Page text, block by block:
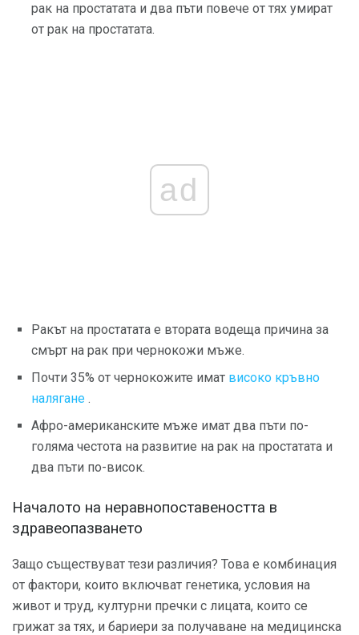
рак на простатата и два пъти повече от тях умират
от рак на простатата.
ad
Ракът на простатата е втората водеща причина за
смърт на рак при чернокожи мъже.
Почти 35% от чернокожите имат високо кръвно
налягане .
Афро-американските мъже имат два пъти по-
голяма честота на развитие на рак на простатата и
два пъти по-висок.
Началото на неравнопоставеността в
здравеопазването
Защо съществуват тези различия? Това е комбинация
от фактори, които включват генетика, условия на
живот и труд, културни пречки с лицата, които се
грижат за тях, и бариери за получаване на медицинска